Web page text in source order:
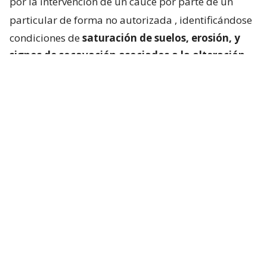
particular de forma no autorizada , identificándose
condiciones desaturación de suelos, erosión, y
signos de socavación asociados a la alteración